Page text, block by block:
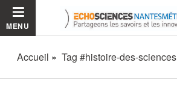
MENU
Accueil Tag #histoire-des-sciences